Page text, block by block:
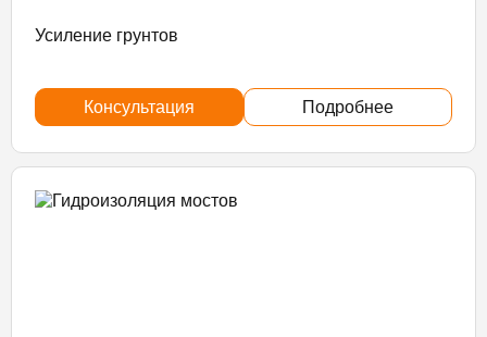
Усиление грунтов
Консультация Подробнее